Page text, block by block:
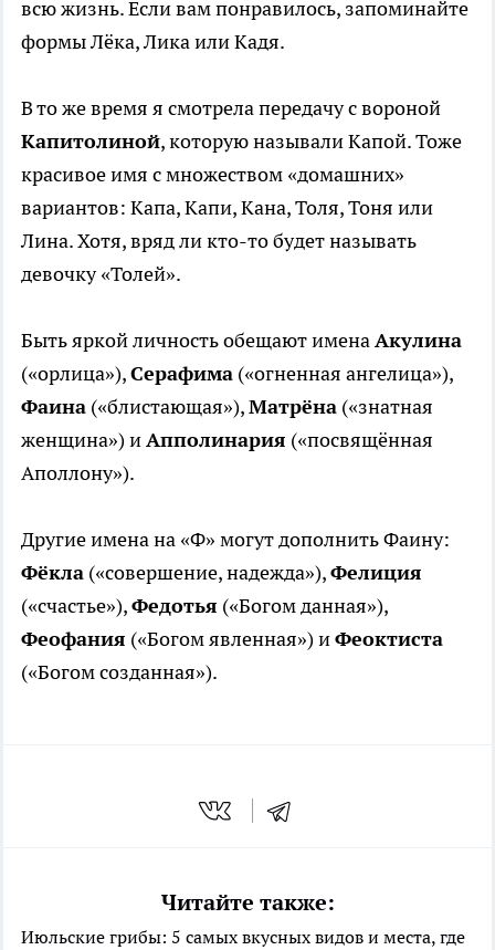
всю жизнь. Если вам понравилось, запоминайте
формы Лёка, Лика или Кадя.
В то же время я смотрела передачу с вороной
Капитолиной, которую называли Капой. Тоже
красивое имя с множеством «домашних»
вариантов: Капа, Капи, Кана, Толя, Тоня или
Лина. Хотя, вряд ли кто-то будет называть
девочку «Толей».
Быть яркой личность обещают именаАкулина
(«орлица»),Серафима («огненная ангелица»),
Фаина («блистающая»),Матрёна («знатная
женщина») иАпполинария («посвящённая
Аполлону»).
Другие имена на «Ф» могут дополнить Фаину:
Фёкла («совершение, надежда»),Фелиция
(«счастье»),Федотья («Богом данная»),
Феофания («Богом явленная») иФеоктиста
(«Богом созданная»).
Читайте также:
Июльские грибы: 5 самых вкусных видов и места, где